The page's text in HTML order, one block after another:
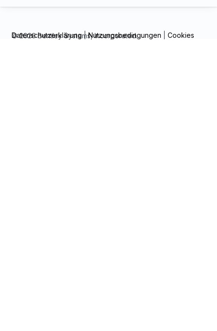
© 2026 Bentley Systems, Incorporated.
Datenschutzerklärung|Nutzungsbedingungen Cookies